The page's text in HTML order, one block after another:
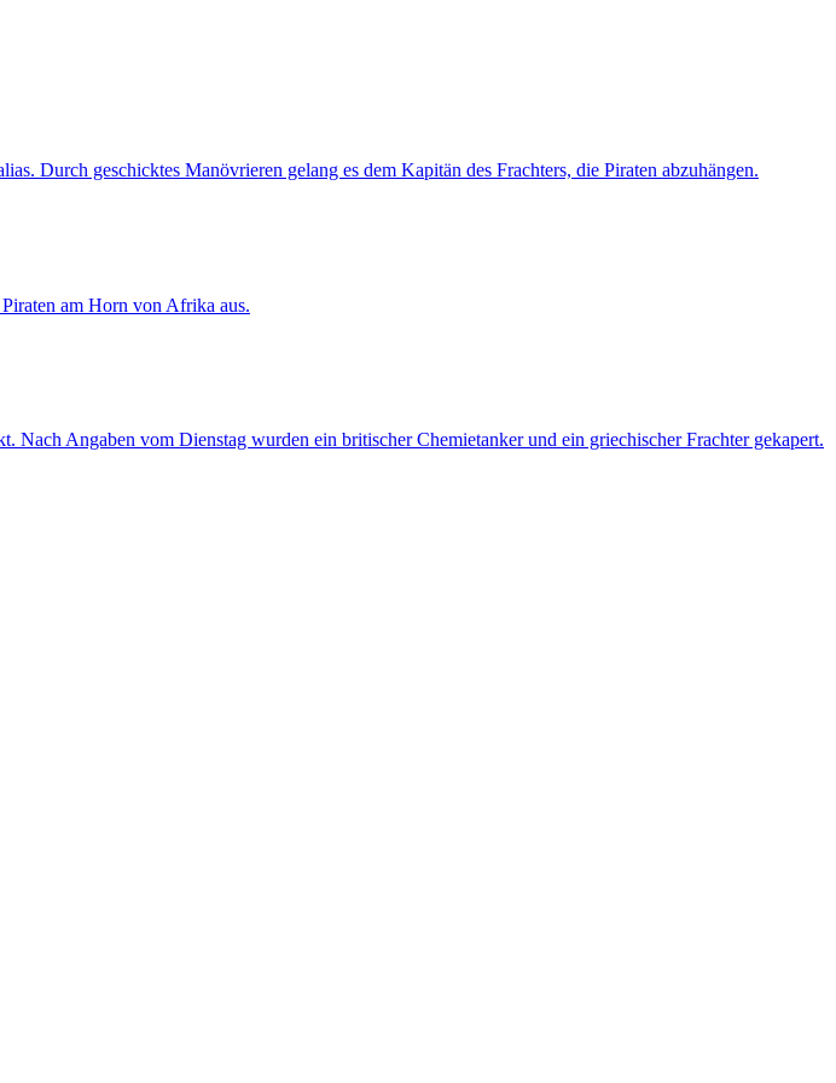
Durch geschicktes Manövrieren gelang es dem Kapitän des Frachters, die Piraten abzuhängen.
am Horn von Afrika aus.
Angaben vom Dienstag wurden ein britischer Chemietanker und ein griechischer Frachter gekapert.